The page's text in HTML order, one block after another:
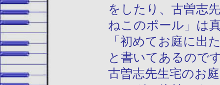
をしたり、古曽志
ねこのポール」は
「初めてお庭に出
と書いてあるので
古曽志先生宅のお